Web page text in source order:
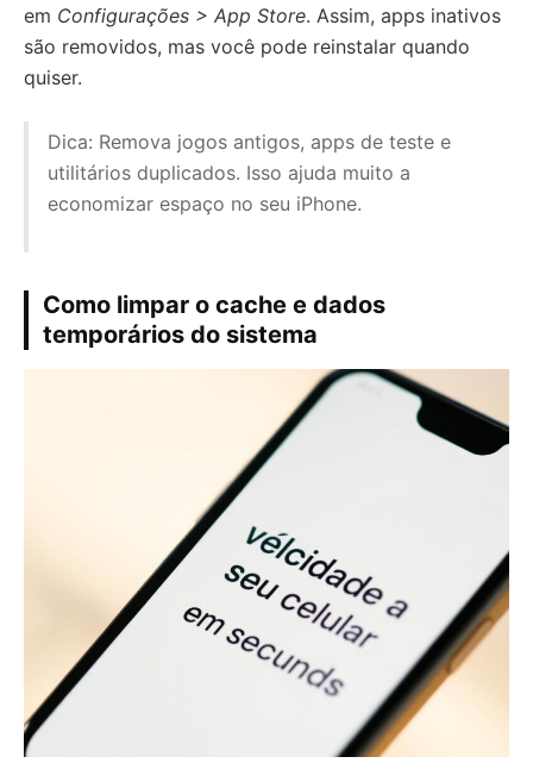
em Configurações > App Store. Assim, apps inativos
são removidos, mas você pode reinstalar quando
quiser.
Dica: Remova jogos antigos, apps de teste e
utilitários duplicados. Isso ajuda muito a
economizar espaço no seu iPhone.
Como limpar o cache e dados
temporários do sistema